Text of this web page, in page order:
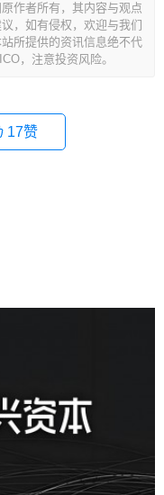
作者所有，其内容与观点
，如有侵权，欢迎与我们
所提供的资讯信息绝不代
，注意投资风险。
17赞